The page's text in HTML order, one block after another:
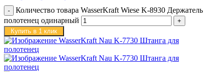
Количество товара WasserKraft Wiese K-8930 Держатель
полотенец одинарный
Купить в 1 клик